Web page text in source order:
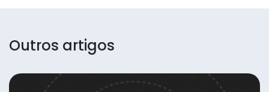
Outros artigos